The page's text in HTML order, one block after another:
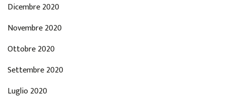
Dicembre 2020
Novembre 2020
Ottobre 2020
Settembre 2020
Luglio 2020